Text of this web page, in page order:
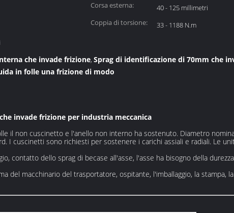
Corsa esterna:
40 - 125 millimetri
Coppia di torsione:
33 - 1188 N.m
che invade frizione, Sprag di identificazione di 70mm che
in folle una frizione di modo
invade frizione per industria meccanica
il non cuscinetto e l'anello non interno ha sostenuto. Diametro
I cuscinetti sono richiesti per sostenere i carichi assiali e radiali. Le
contatto dello sprag di becase all'asse, l'asse ha bisogno della
del macchinario del trasportatore, ospitante, l'imballaggio, la stampa,